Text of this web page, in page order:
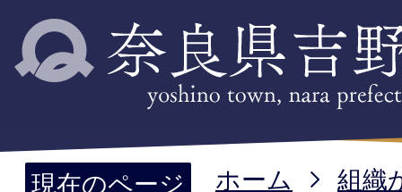
現在のページ ホーム 組織